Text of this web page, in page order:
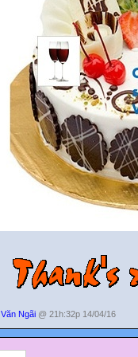
Ngãi @ 21h:32p 14/04/16